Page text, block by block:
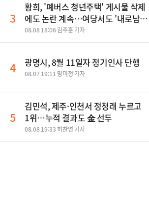
3
황희, '폐버스 청년주택' 게시물 삭제
에도 논란 계속…여당서도 '내로남
불' 비판
08.08 18:06 김주훈 기자
4 광명시, 8월 11일자 정기인사 단행
08.07 19:11 명미정 기자
5
김민석, 제주·인천서 정청래 누르고
1위…누적 결과도 金 선두
08.08 19:33 허찬영 기자